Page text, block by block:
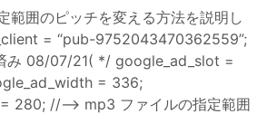
範囲のピッチを変える方法を説明し
= “pub-9752043470362559”;
み 08/07/21( */ google_ad_slot =
= 336;
280; //–> mp3 ファイルの指定範囲